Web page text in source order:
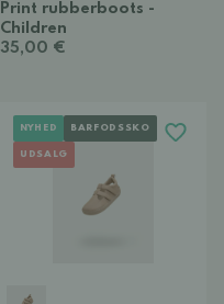
Print rubberboots -
Children
35,00 €
NYHED BARFODSSKO
UDSALG